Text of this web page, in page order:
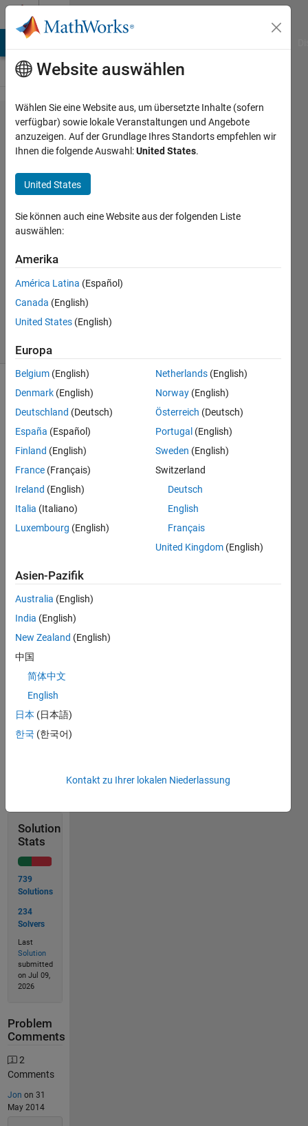
Weiter zum Inhalt
Problem
2094.
diagonals
of a
Swapnali
Gujar
solvers
3 likes
Given a
matrix,
the sum
of all
the
across
the
E.g. A =
[1 2 3; 4
5 6; 7 8
9;]
then,
sum =
25 as
(1, 3, 7,
9,5)
Solution
Stats
739
Solutions
234
Solvers
Last
Solution
submitted
on Jul 09,
2026
Problem
Comments
2
Comments
Jon on 31
May 2014
Website auswählen
Wählen Sie eine Website aus, um übersetzte Inhalte (sofern
verfügbar) sowie lokale Veranstaltungen und Angebote
anzuzeigen. Auf der Grundlage Ihres Standorts empfehlen wir
Ihnen die folgende Auswahl:United States.
United States
Sie können auch eine Website aus der folgenden Liste
auswählen:
Amerika
América Latina (Español)
Canada (English)
United States (English)
Europa
Belgium (English)
Denmark (English)
Deutschland (Deutsch)
España (Español)
Finland (English)
France (Français)
Ireland (English)
Italia (Italiano)
Luxembourg (English)
Netherlands (English)
Norway (English)
Österreich (Deutsch)
Portugal (English)
Sweden (English)
Switzerland
Deutsch
English
Français
United Kingdom (English)
Asien-Pazifik
Australia (English)
India (English)
New Zealand (English)
中国
简体中文
English
日本 (日本語)
한국 (한국어)
Kontakt zu Ihrer lokalen Niederlassung